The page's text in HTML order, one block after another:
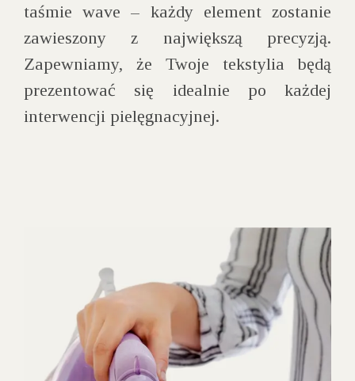
taśmie wave – każdy element zostanie
zawieszony z największą precyzją.
Zapewniamy, że Twoje tekstylia będą
prezentować się idealnie po każdej
interwencji pielęgnacyjnej.